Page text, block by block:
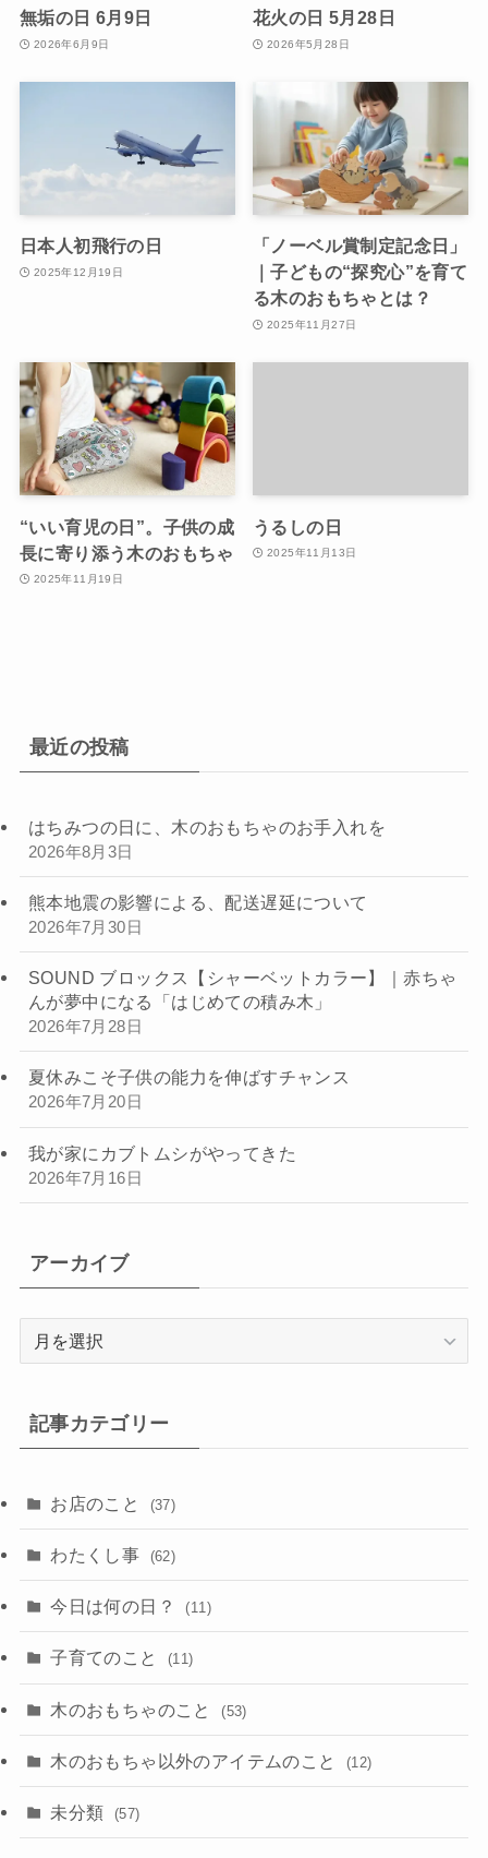
無垢の日 6月9日
2026年6月9日
花火の日 5月28日
2026年5月28日
日本人初飛行の日
2025年12月19日
「ノーベル賞制定記念日」
｜子どもの“探究心”を育て
る木のおもちゃとは？
2025年11月27日
“いい育児の日”。子供の成
長に寄り添う木のおもちゃ
2025年11月19日
うるしの日
2025年11月13日
最近の投稿
はちみつの日に、木のおもちゃのお手入れを
2026年8月3日
熊本地震の影響による、配送遅延について
2026年7月30日
SOUND ブロックス【シャーベットカラー】｜赤ちゃ
んが夢中になる「はじめての積み木」
2026年7月28日
夏休みこそ子供の能力を伸ばすチャンス
2026年7月20日
我が家にカブトムシがやってきた
2026年7月16日
アーカイブ
イ
ブ
記事カテゴリー
お店のこと (37)
わたくし事 (62)
今日は何の日？ (11)
子育てのこと (11)
木のおもちゃのこと (53)
木のおもちゃ以外のアイテムのこと (12)
未分類 (57)